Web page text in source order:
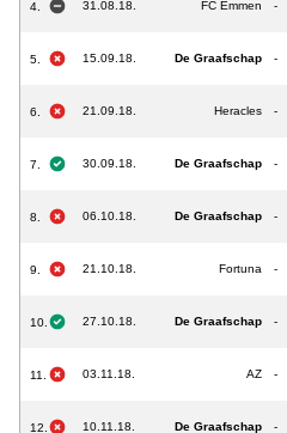
4. 31.08.18. FC Emmen -
5. 15.09.18. De Graafschap -
6. 21.09.18. Heracles -
7. 30.09.18. De Graafschap -
8. 06.10.18. De Graafschap -
9. 21.10.18. Fortuna -
10. 27.10.18. De Graafschap -
11. 03.11.18. AZ -
12. 10.11.18. De Graafschap -